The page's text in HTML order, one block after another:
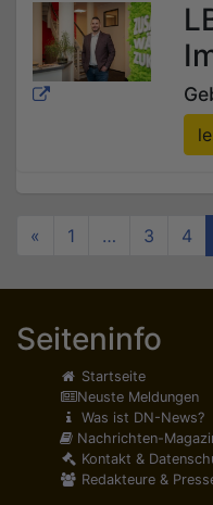
« 1 … 3 4
Seiteninfo
Startseite
Neuste Meldungen
Was ist DN-News?
Nachrichten-
Kontakt &
Redakteure &